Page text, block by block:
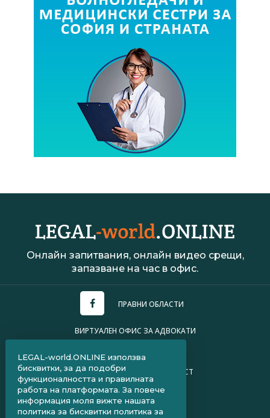
Онлайн запитвания, онлайн видео срещи,
запазване на час в офис.
ПРАВНИ ОБЛАСТИ
ВИРТУАЛЕН ОФИС ЗА АДВОКАТИ
ПОЛИТИКА ЗА ПОВЕРИТЕЛНОСТ
ЧЗВ ЗА КЛИЕНТИ
ЧЗВ ЗА АДВОКАТИ
LEGAL-world.ONLINE използва
бисквитки, за да подобри
функционалността и правилната
работа на платформата. За повече
информация моля вижте нашата
политика за бисквитки политика за